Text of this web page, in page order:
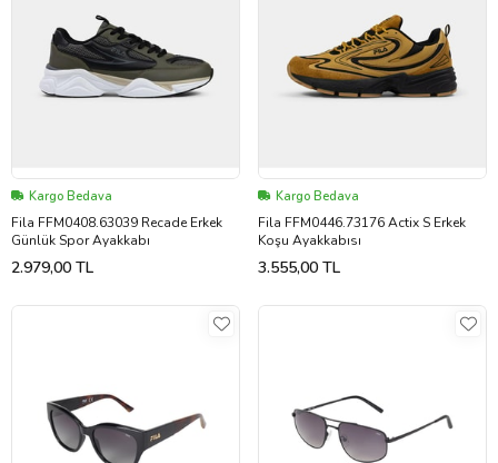
Kargo Bedava
Fila FFM0408.63039 Recade Erkek
Günlük Spor Ayakkabı
2.979,00 TL
Kargo Bedava
Fila FFM0446.73176 Actix S Erkek
Koşu Ayakkabısı
3.555,00 TL